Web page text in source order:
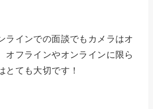
ラインでの面談でもカメラはオ
オフラインやオンラインに限ら
とても大切です！